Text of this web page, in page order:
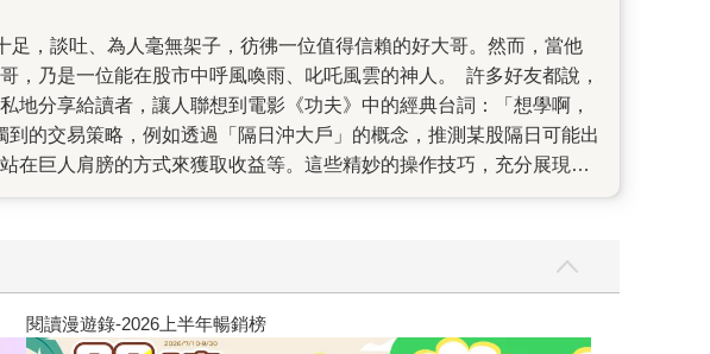
乃是一位能在股市中呼風喚雨、叱吒風雲的神人。 許多好友都說，
分享給讀者，讓人聯想到電影《功夫》中的經典台詞：「想學啊，
的交易策略，例如透過「隔日沖大戶」的概念，推測某股隔日可能出
在巨人肩膀的方式來獲取收益等。這些精妙的操作技巧，充分展現他
對讀者的用心與責任感。他知無不言、言無不盡，樂於與讀者交流
無不被他的魅力所折服。 這次，小哥的新書《權證小哥短線終極戰
工具，一應俱全。古人云：「書中自有黃金屋」，或許不是每本書
真傳！
-2026上半年暢銷榜